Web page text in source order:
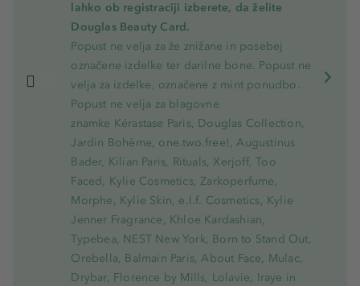
lahko ob registraciji izberete, da želite
Douglas Beauty Card.
Popust ne velja za že znižane in posebej
označene izdelke ter darilne bone. Popust ne
velja za izdelke, označene z mint ponudbo.
Popust ne velja za blagovne
znamke Kérastase Paris, Douglas Collection,
Jardin Bohème, one.two.free!, Augustinus
Bader, Kilian Paris, Rituals, Xerjoff, Too
Faced, Kylie Cosmetics, Zarkoperfume,
Morphe, Kylie Skin, e.l.f. Cosmetics, Kylie
Jenner Fragrance, Khloe Kardashian,
Typebea, NEST New York, Born to Stand Out,
Orebella, Balmain Paris, About Face, Mulac,
Drybar, Florence by Mills, Lolavie, Iraye in